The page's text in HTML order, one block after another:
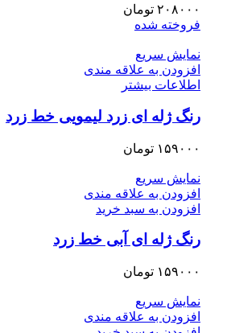
۲۰۸۰۰۰ تومان
فروخته شده
نمایش سریع
افزودن به علاقه مندی
اطلاعات بیشتر
رنگ ژله ای زرد لیمویی خط زرد
۱۵۹۰۰۰ تومان
نمایش سریع
افزودن به علاقه مندی
افزودن به سبد خرید
رنگ ژله ای آبی خط زرد
۱۵۹۰۰۰ تومان
نمایش سریع
افزودن به علاقه مندی